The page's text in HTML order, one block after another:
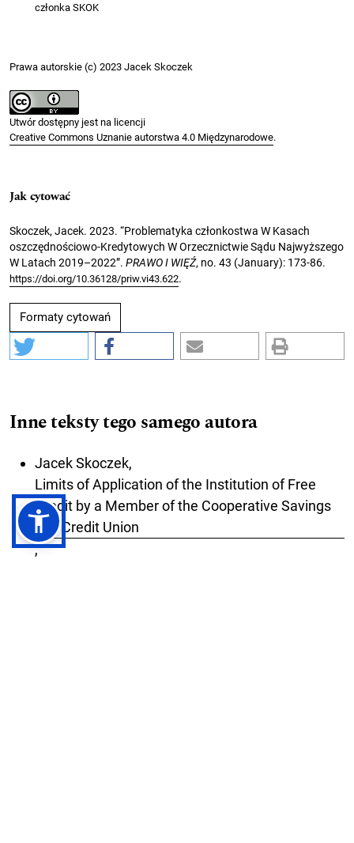
członka SKOK
Prawa autorskie (c) 2023 Jacek Skoczek
Utwór dostępny jest na licencji
Creative Commons Uznanie autorstwa 4.0 Międzynarodowe.
Jak cytować
Skoczek, Jacek. 2023. “Problematyka członkostwa W Kasach
oszczędnościowo-Kredytowych W Orzecznictwie Sądu Najwyższego
W Latach 2019–2022”. PRAWO I WIĘŹ, no. 43 (January): 173-86.
https://doi.org/10.36128/priw.vi43.622.
Formaty cytowań
Inne teksty tego samego autora
Jacek Skoczek,
Limits of Application of the Institution of Free
Credit by a Member of the Cooperative Savings
and Credit Union
,